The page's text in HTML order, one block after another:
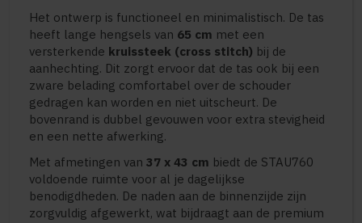
Het ontwerp is functioneel en minimalistisch. De tas
heeft lange hengsels van 65 cm met een
versterkende kruissteek (cross stitch) bij de
aanhechting. Dit zorgt ervoor dat de tas ook bij een
zware belading comfortabel over de schouder
gedragen kan worden en niet uitscheurt. De
bovenrand is dubbel gevouwen voor extra stevigheid
en een nette afwerking.
Met afmetingen van 37 x 43 cm biedt de STAU760
voldoende ruimte voor al je dagelijkse
benodigdheden. De naden aan de binnenzijde zijn
zorgvuldig afgewerkt, wat bijdraagt aan de premium